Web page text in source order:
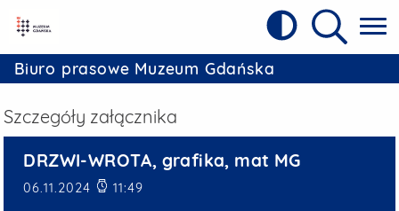
Referat Prasowy Urzędu Miejskiego w
Kontrast
Biuro prasowe Muzeum Gdańska
Szczegóły załącznika
DRZWI-WROTA, grafika, mat MG
Data publikacji
06.11.2024 11:49